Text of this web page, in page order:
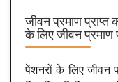
जीवन प्रमाण
के लिए जीवन प्रमाण
पेंशनरों के लिए जीवन